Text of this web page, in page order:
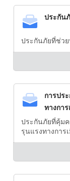
ประกัน
ประกันภัยที่ช่วย
การปร
ทางการ
ประกันภัยที่คุ้มค
รุนแรงทางการ